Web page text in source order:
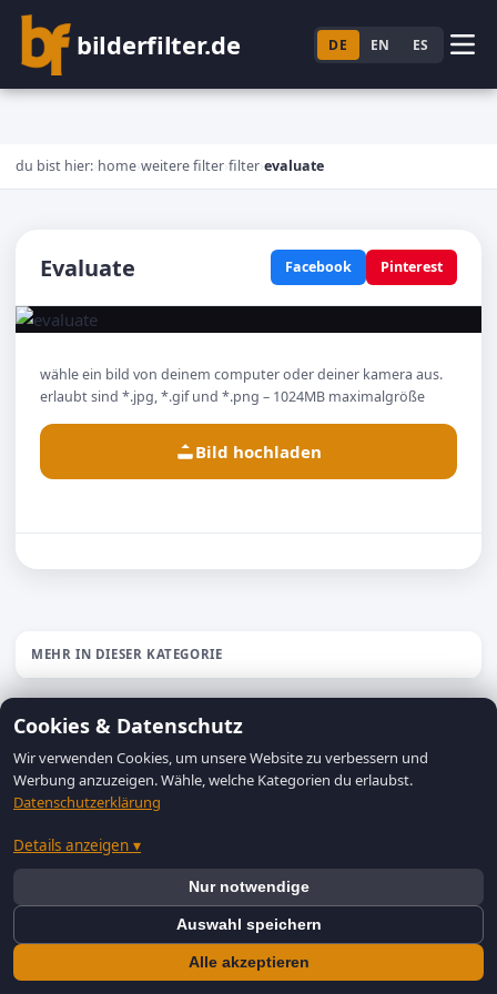
bilderfilter.de DE EN ES
du bist hier: home weitere filter filter evaluate
Evaluate Facebook Pinterest
wähle ein bild von deinem computer oder deiner kamera aus.
erlaubt sind *.jpg, *.gif und *.png – 1024MB maximalgröße
Bild hochladen
MEHR IN DIESER KATEGORIE
© 2026 bilderfilter.de —Datenschutzerklärung|Impressum|
Cookie-Einstellungen
Cookies & Datenschutz
Wir verwenden Cookies, um unsere Website zu verbessern und
Werbung anzuzeigen. Wähle, welche Kategorien du erlaubst.
Datenschutzerklärung
Details anzeigen ▾
Nur notwendige
Auswahl speichern
Alle akzeptieren